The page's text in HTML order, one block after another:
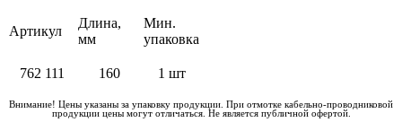
Артикул
Длина,
мм
Мин.
упаковка
762 111 160 1 шт
Внимание! Цены указаны за упаковку продукции. При отмотке кабельно-проводниковой
продукции цены могут отличаться. Не является публичной офертой.